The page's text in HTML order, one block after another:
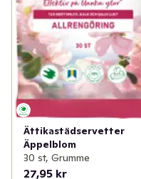
Ättikastädservetter
Äppelblom
30 st, Grumme
27,95 kr